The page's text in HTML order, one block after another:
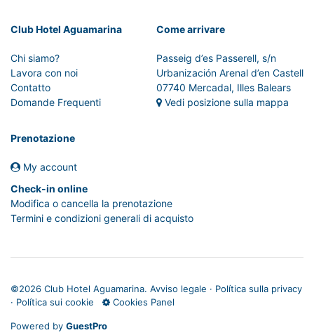
Club Hotel Aguamarina
Chi siamo?
Lavora con noi
Contatto
Domande Frequenti
Come arrivare
Passeig d’es Passerell, s/n
Urbanización Arenal d’en Castell
07740 Mercadal, Illes Balears
Vedi posizione sulla mappa
Prenotazione
My account
Check-in online
Modifica o cancella la prenotazione
Termini e condizioni generali di acquisto
©2026 Club Hotel Aguamarina. Avviso legale · Política sulla privacy
· Política sui cookie Cookies Panel
Powered by GuestPro